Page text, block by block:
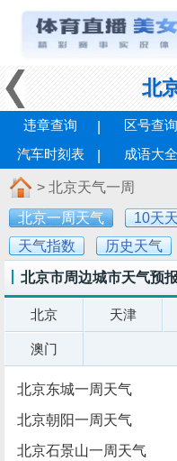
北
违章查询 区号查询
汽车时刻表
成语大全
> 北京天气一周
北京一周天气
10天
天气指数
历史天气
北京市周边城市天气预
北京 天津
澳门
北京东城一周天气
北京朝阳一周天气
北京石景山一周天气